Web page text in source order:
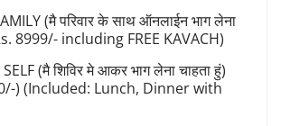
(मै परिवार के साथ ऑनलाईन भाग लेना
8999/- including FREE KAVACH)
(मै शिविर मे आकर भाग लेना चाहता हुं)
) (Included: Lunch, Dinner with